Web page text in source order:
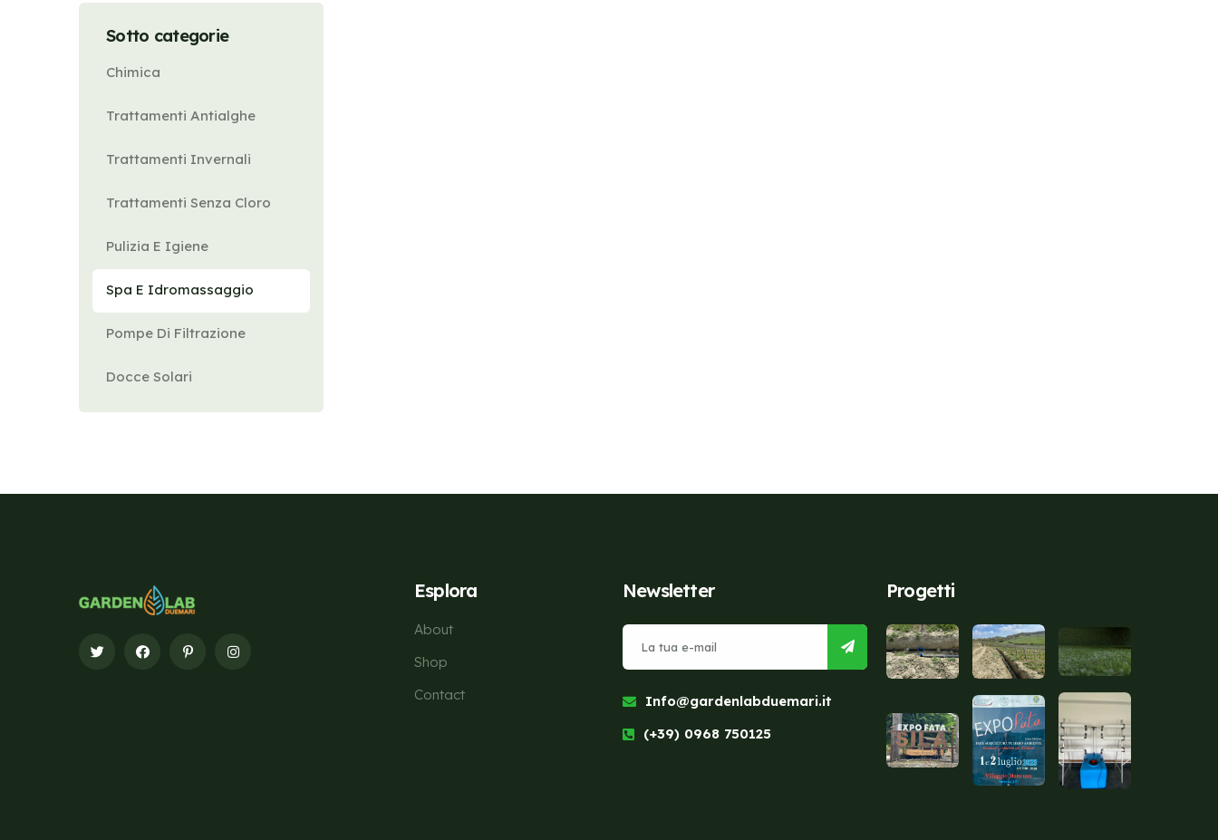
Sotto categorie
Chimica
Trattamenti Antialghe
Trattamenti Invernali
Trattamenti Senza Cloro
Pulizia E Igiene
Spa E Idromassaggio
Pompe Di Filtrazione
Docce Solari
Esplora
About
Shop
Contact
Newsletter
Info@gardenlabduemari.it
(+39) 0968 750125
Progetti